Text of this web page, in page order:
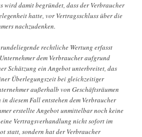
wird damit begründet, dass der Verbraucher
hatte, vor Vertragsschluss über die
nachzudenken.
rechtliche Wertung erfasst
dem Verbraucher aufgrund
Schätzung ein Angebot unterbreitet, das
Überlegungszeit bei gleichzeitiger
außerhalb von Geschäftsräumen
diesem Fall entstehen dem Verbraucher
erstellte Angebot unmittelbar noch keine
Vertragsverhandlung nicht sofort im
statt, sondern hat der Verbraucher